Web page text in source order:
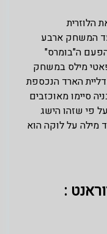
הלוזרית
המשחק ארבע
ה"בומרס"
מילס במשחק
מדליית הארד הנכספת
סיימו מאוכזבים
פי שזהו הישג
מילה על לוקה הוא
: